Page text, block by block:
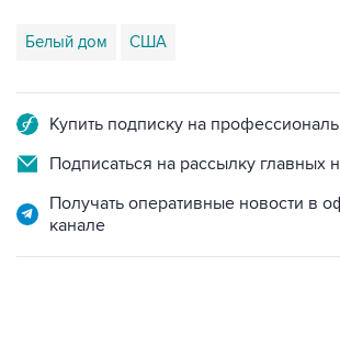
Подписаться на рассылку главных
Получать оперативные новости в